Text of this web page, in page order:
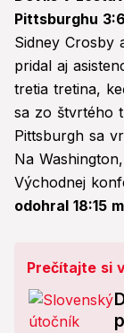
Pittsburghu
Sidney Crosby
pridal aj
tretia tretina,
sa zo štvrtého
Pittsburgh sa
Na
Východnej
odohral 18:15
Prečítajte si